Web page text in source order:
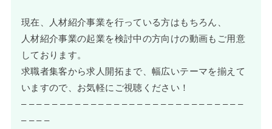
現在、人材紹介事業を行っている方はもちろん、
人材紹介事業の起業を検討中の方向けの動画もご用意
しております。
求職者集客から求人開拓まで、幅広いテーマを揃えて
いますので、お気軽にご視聴ください！
– – – – – – – – – – – – – – – – – – – – – – – – – – – – –
– – – –